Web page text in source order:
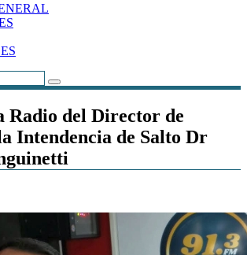
Radio del Director de
Intendencia de Salto Dr